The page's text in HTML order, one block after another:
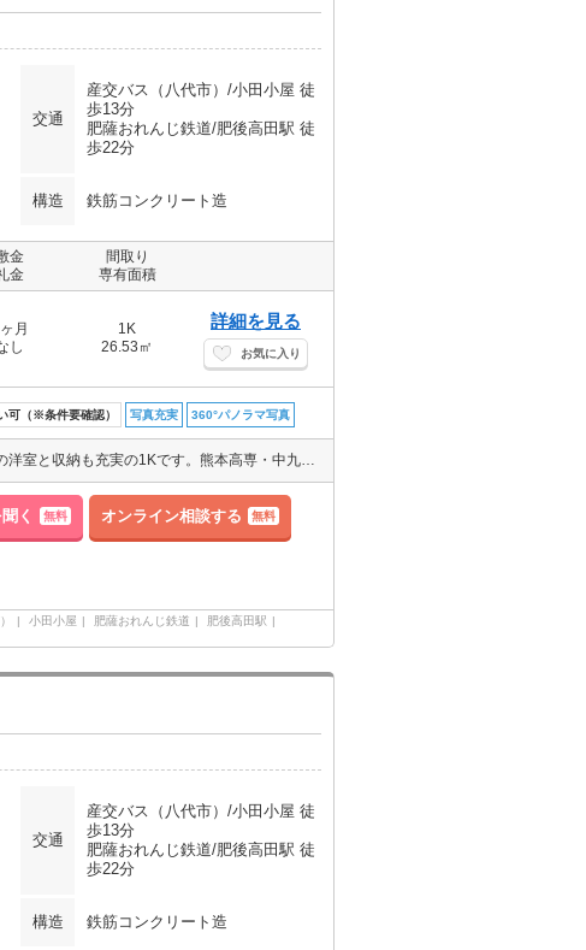
交通
産交バス（八代市）/小田小屋 徒
歩13分
肥薩おれんじ鉄道/肥後高田駅 徒
歩22分
構造 鉄筋コンクリート造
金
金
間取り
専有面積
月
し
1K
26.53㎡
詳細を見る
お気に入り
可（※条件要確認） 写真充実 360°パノラマ写真
初期費用クレジット払い可能です☆エアコン付き、７畳と広めの洋室と収納も充実の1Kです。熊本高専・中九州短期大学まで1.5㎞圏内。のどかな周辺環境で勉学に励む方にも、のんびり一人暮らしの方にもおススメの賃料控えめなお部屋です(^-^)
く 無料 オンライン相談する 無料
小田小屋 肥薩おれんじ鉄道
肥後高田駅
交通
産交バス（八代市）/小田小屋 徒
歩13分
肥薩おれんじ鉄道/肥後高田駅 徒
歩22分
構造 鉄筋コンクリート造